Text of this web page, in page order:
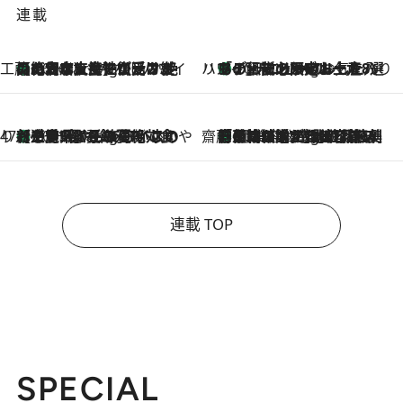
連載
工藤まやのおもてなしハワイ
10 Hours Ago
【ハワイ土産】ローカルの絶大な支持で復活！ 絶品の幻クッキー《元ファンの日本人女性が受け継いだ名店》 ハワイ賢者 リサのお気に入りリスト10 Hours Ago
あの伝説の限定トートも！ リニューアルした「ディーン＆デルーカ ハワイ」で必須のお土産8選
47都道府県の手みやげ ひんやりスイーツで夏を満喫
10 Hours Ago
【三重県】この夏絶対食べたい 冷やしておいしいおやつ3選 お餅×アイスの新感覚スイーツ 齋藤 薫 美容脳ルネサンス
10 Hours Ago
「荷物が増えるほど旅ストレスは増す」美容ジャーナリストがたどり着いた最終結論。“化粧品を劇的に減らす”感動の凝縮美容とは
連載 TOP
SPECIAL